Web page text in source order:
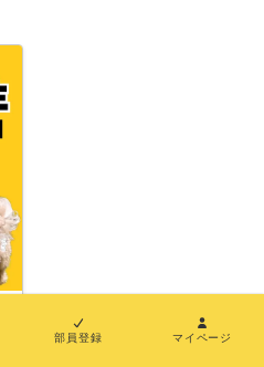
部員登録 マイページ